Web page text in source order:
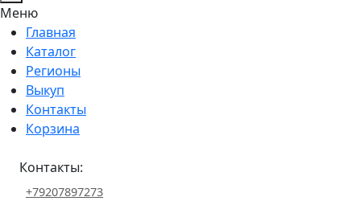
Меню
Главная
Каталог
Регионы
Выкуп
Контакты
Корзина
Контакты:
+79207897273